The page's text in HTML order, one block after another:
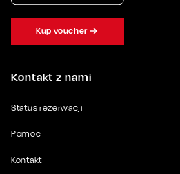
Kontakt z nami
Status rezerwacji
Pomoc
Kontakt
Kup voucher